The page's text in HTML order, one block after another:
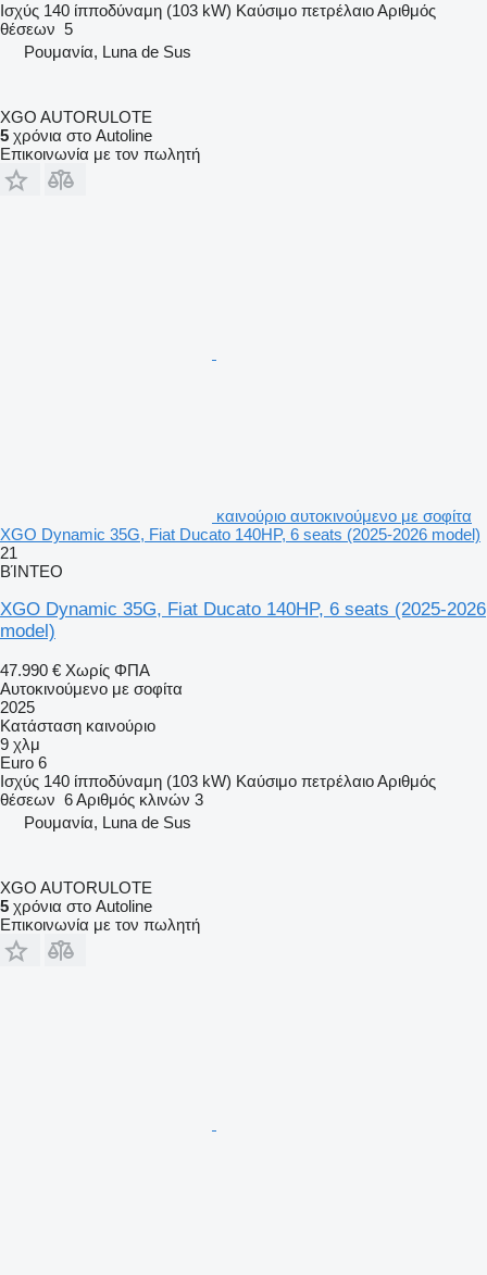
Ισχύς 140 ίπποδύναμη (103 kW) Καύσιμο πετρέλαιοΑριθμός
θέσεων 5
Ρουμανία, Luna de Sus
XGO AUTORULOTE
5 χρόνια στο Autoline
Επικοινωνία με τον πωλητή
καινούριο αυτοκινούμενο με σοφίτα
XGO Dynamic 35G, Fiat Ducato 140HP, 6 seats (2025-2026 model)
21
ΒΊΝΤΕΟ
XGO Dynamic 35G, Fiat Ducato 140HP, 6 seats (2025-2026
model)
47.990 € Χωρίς ΦΠΑ
Αυτοκινούμενο με σοφίτα
2025
Κατάσταση καινούριο
9 χλμ
Euro 6
Ισχύς 140 ίπποδύναμη (103 kW) Καύσιμο πετρέλαιοΑριθμός
θέσεων 6Αριθμός κλινών 3
Ρουμανία, Luna de Sus
XGO AUTORULOTE
5 χρόνια στο Autoline
Επικοινωνία με τον πωλητή